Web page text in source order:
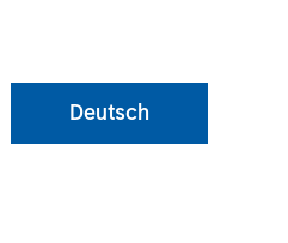
Deutsch